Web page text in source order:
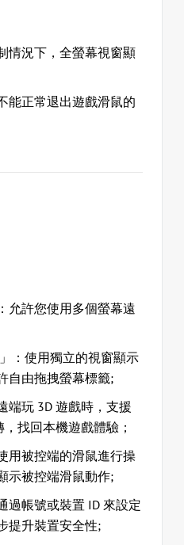
情況下，全螢幕視窗顯
能正常退出遊戲滑鼠的
允許您使用多個螢幕遠
：使用獨立的視窗顯示
自由拖拽螢幕標籤;
端玩 3D 遊戲時，支援
找回本機遊戲體驗；
用被控端的滑鼠進行操
示被控端滑鼠動作;
過帳號或裝置 ID 來設定
提升裝置安全性;